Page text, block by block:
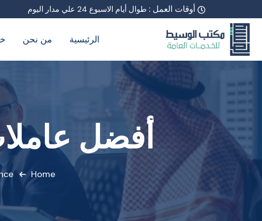
أوقات العمل : طوال أيام الاسبوع 24 علي مدار اليوم
الرئيسية من نحن
أفضل
Home